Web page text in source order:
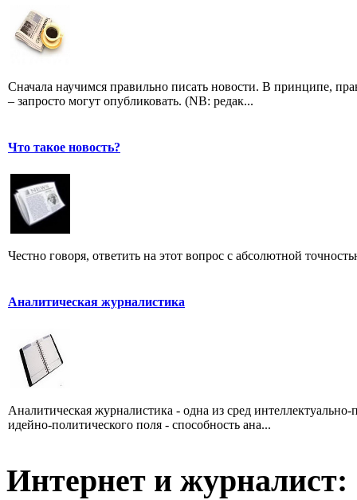
Сначала научимся правильно писать новости. В принципе,
– запросто могут опубликовать. (NB: редак...
Что такое новость?
Честно говоря, ответить на этот вопрос с абсолютной
Аналитическая журналистика
Аналитическая журналистика - одна из сред
идейно-политического поля - способность ана...
Интернет и журналист: